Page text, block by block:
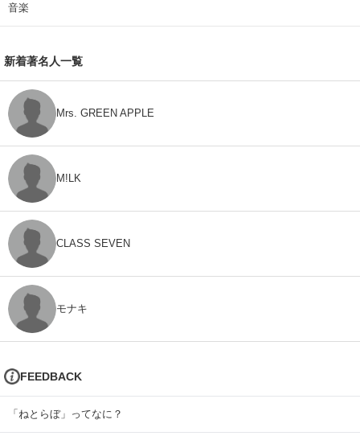
音楽
新着著名人一覧
Mrs. GREEN APPLE
M!LK
CLASS SEVEN
モナキ
FEEDBACK
「ねとらぼ」ってなに？